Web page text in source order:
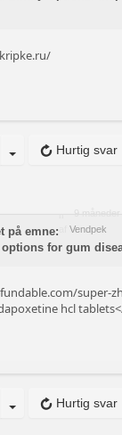
Hurtig svar
Vendpek
på emne:
options for gum
super-
hcl
Hurtig svar